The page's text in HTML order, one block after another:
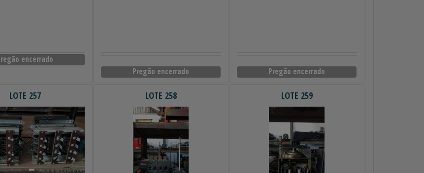
encerrado
Pregão encerrado Pregão encerrado
LOTE 257 LOTE 258 LOTE 259